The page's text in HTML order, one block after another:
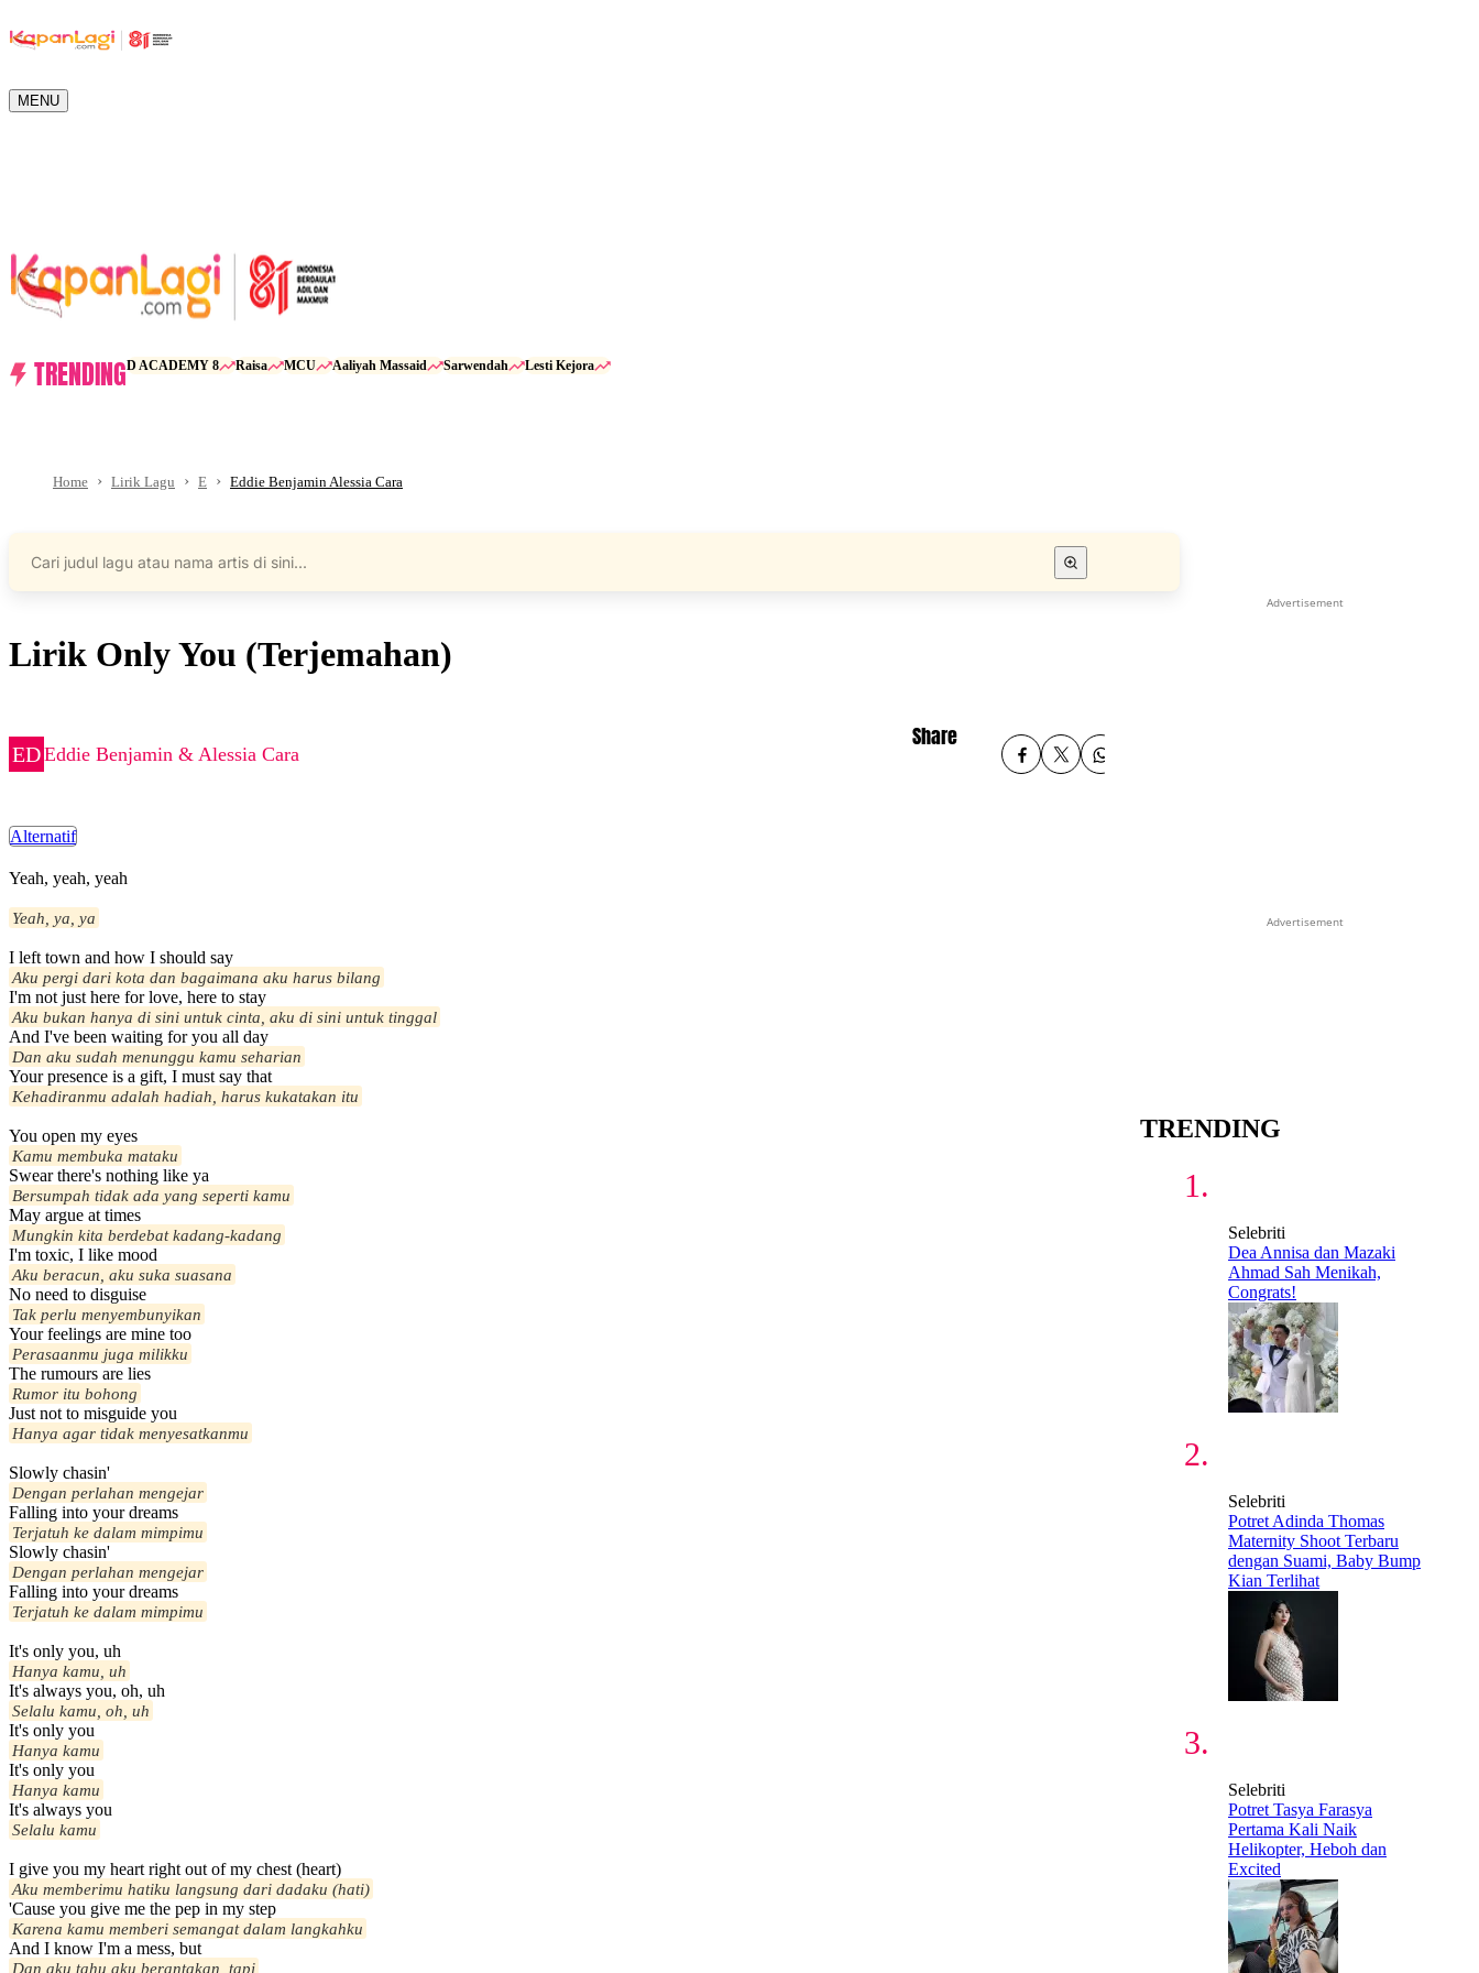
MENU
TRENDINGD ACADEMY 8 Raisa MCU Aaliyah Massaid Sarwendah Lesti Kejora
Home Lirik Lagu E Eddie Benjamin Alessia Cara
Lirik Only You (Terjemahan)
Eddie Benjamin & Alessia Cara
Share
Alternatif
Yeah, yeah, yeah
Yeah, ya, ya
I left town and how I should say
Aku pergi dari kota dan bagaimana aku harus bilang
I'm not just here for love, here to stay
Aku bukan hanya di sini untuk cinta, aku di sini untuk tinggal
And I've been waiting for you all day
Dan aku sudah menunggu kamu seharian
Your presence is a gift, I must say that
Kehadiranmu adalah hadiah, harus kukatakan itu
You open my eyes
Kamu membuka mataku
Swear there's nothing like ya
Bersumpah tidak ada yang seperti kamu
May argue at times
Mungkin kita berdebat kadang-kadang
I'm toxic, I like mood
Aku beracun, aku suka suasana
No need to disguise
Tak perlu menyembunyikan
Your feelings are mine too
Perasaanmu juga milikku
The rumours are lies
Rumor itu bohong
Just not to misguide you
Hanya agar tidak menyesatkanmu
Slowly chasin'
Dengan perlahan mengejar
Falling into your dreams
Terjatuh ke dalam mimpimu
Slowly chasin'
Dengan perlahan mengejar
Falling into your dreams
Terjatuh ke dalam mimpimu
It's only you, uh
Hanya kamu, uh
It's always you, oh, uh
Selalu kamu, oh, uh
It's only you
Hanya kamu
It's only you
Hanya kamu
It's always you
Selalu kamu
I give you my heart right out of my chest (heart)
Aku memberimu hatiku langsung dari dadaku (hati)
'Cause you give me the pep in my step
Karena kamu memberi semangat dalam langkahku
And I know I'm a mess, but
Dan aku tahu aku berantakan, tapi
Advertisement
Advertisement
TRENDING
Selebriti
Dea Annisa dan Mazaki
Ahmad Sah Menikah,
Congrats!
Selebriti
Potret Adinda Thomas
Maternity Shoot Terbaru
dengan Suami, Baby Bump
Kian Terlihat
Selebriti
Potret Tasya Farasya
Pertama Kali Naik
Helikopter, Heboh dan
Excited